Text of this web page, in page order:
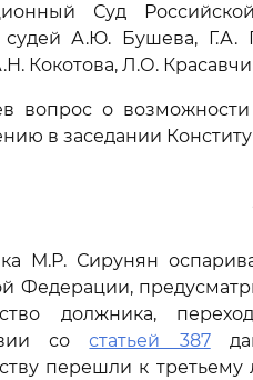
Суд
судей А.Ю. Бушева, Г.А.
Кокотова, Л.О.
вопрос о
в заседании
М.Р. Сирунян
Федерации,
должника,
состатьей 387
перешли к